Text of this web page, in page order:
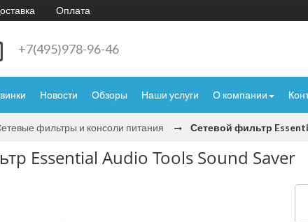
Оплата
+7(495)978-96-46
Новости Обзоры Наши услуги О компании
фильтры и консоли питания Сетевой фильтр
Essential Audio Tools Sound Saver